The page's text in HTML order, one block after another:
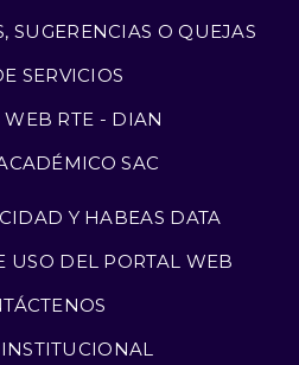
SUGERENCIAS O QUEJAS
SERVICIOS
WEB RTE - DIAN
SAC
Y HABEAS DATA
USO DEL PORTAL WEB